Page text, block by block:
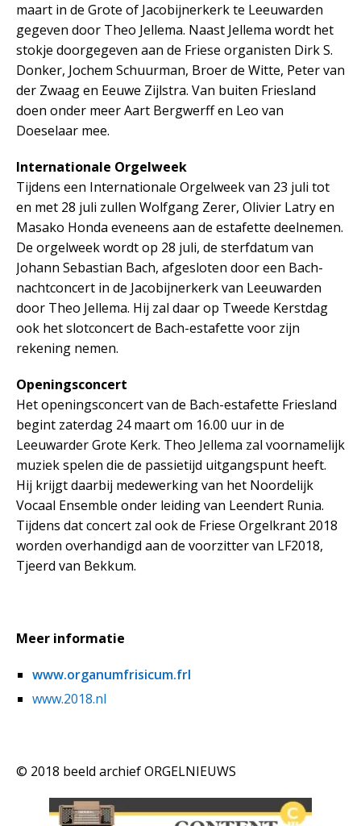
maart in de Grote of Jacobijnerkerk te Leeuwarden
gegeven door Theo Jellema. Naast Jellema wordt het
stokje doorgegeven aan de Friese organisten Dirk S.
Donker, Jochem Schuurman, Broer de Witte, Peter van
der Zwaag en Eeuwe Zijlstra. Van buiten Friesland
doen onder meer Aart Bergwerff en Leo van
Doeselaar mee.
Internationale Orgelweek
Tijdens een Internationale Orgelweek van 23 juli tot
en met 28 juli zullen Wolfgang Zerer, Olivier Latry en
Masako Honda eveneens aan de estafette deelnemen.
De orgelweek wordt op 28 juli, de sterfdatum van
Johann Sebastian Bach, afgesloten door een Bach-
nachtconcert in de Jacobijnerkerk van Leeuwarden
door Theo Jellema. Hij zal daar op Tweede Kerstdag
ook het slotconcert de Bach-estafette voor zijn
rekening nemen.
Openingsconcert
Het openingsconcert van de Bach-estafette Friesland
begint zaterdag 24 maart om 16.00 uur in de
Leeuwarder Grote Kerk. Theo Jellema zal voornamelijk
muziek spelen die de passietijd uitgangspunt heeft.
Hij krijgt daarbij medewerking van het Noordelijk
Vocaal Ensemble onder leiding van Leendert Runia.
Tijdens dat concert zal ook de Friese Orgelkrant 2018
worden overhandigd aan de voorzitter van LF2018,
Tjeerd van Bekkum.
Meer informatie
www.organumfrisicum.frl
www.2018.nl
© 2018 beeld archief ORGELNIEUWS